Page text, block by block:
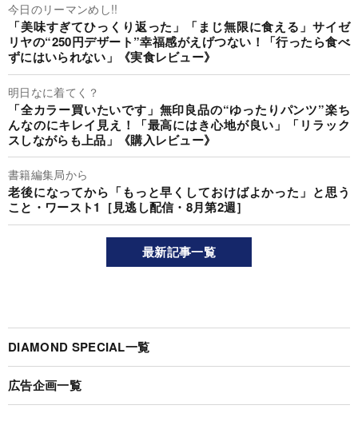
今日のリーマンめし!!
「美味すぎてひっくり返った」「まじ無限に食える」サイゼ
リヤの“250円デザート”幸福感がえげつない！「行ったら食べ
ずにはいられない」《実食レビュー》
明日なに着てく？
「全カラー買いたいです」無印良品の“ゆったりパンツ”楽ち
んなのにキレイ見え！「最高にはき心地が良い」「リラック
スしながらも上品」《購入レビュー》
書籍編集局から
老後になってから「もっと早くしておけばよかった」と思う
こと・ワースト1［見逃し配信・8月第2週］
最新記事一覧
DIAMOND SPECIAL一覧
広告企画一覧